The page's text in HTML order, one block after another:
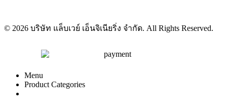
© 2026 บริษัท แล็บเวย์ เอ็นจิเนียริ่ง จำกัด. All Rights Reserved.
Menu
Product Categories